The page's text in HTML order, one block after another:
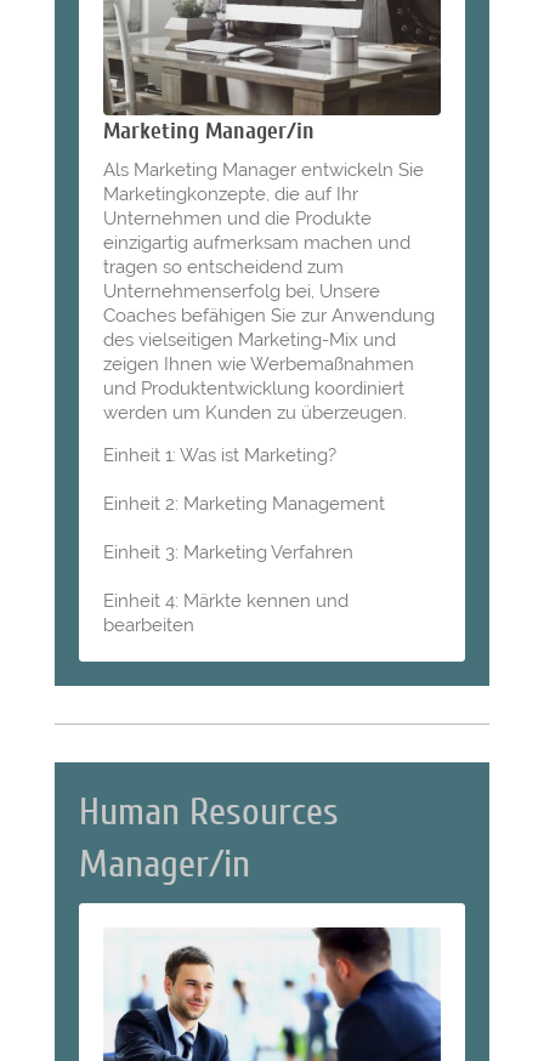
Marketing Manager/in
Als Marketing Manager entwickeln Sie
Marketingkonzepte, die auf Ihr
Unternehmen und die Produkte
einzigartig aufmerksam machen und
tragen so entscheidend zum
Unternehmenserfolg bei, Unsere
Coaches befähigen Sie zur Anwendung
des vielseitigen Marketing-Mix und
zeigen Ihnen wie Werbemaßnahmen
und Produktentwicklung koordiniert
werden um Kunden zu überzeugen.
Einheit 1: Was ist Marketing?
Einheit 2: Marketing Management
Einheit 3: Marketing Verfahren
Einheit 4: Märkte kennen und
bearbeiten
Human Resources
Manager/in